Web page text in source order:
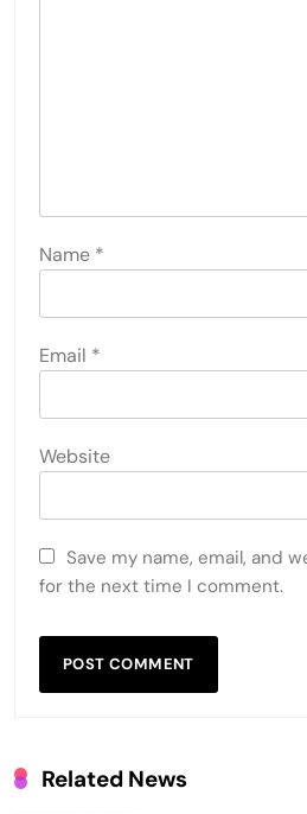
Name *
Email *
Website
Save my name, email, and
for the next time I comment.
Related News